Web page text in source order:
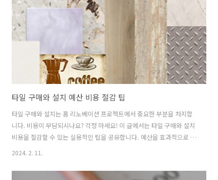
타일 구매와 설치 예산 비용 절감 팁
타일 구매와 설치는 홈 리노베이션 프로젝트에서 중요한 부분을 차지합
니다. 비용이 부담되시나요? 걱정 마세요! 이 글에서는 타일 구매와 설치
비용을 절감할 수 있는 실용적인 팁을 공유합니다. 예산을 효과적으로 관
리하면서도 욕실이나 주방을 아름답게 꾸밀 수 있는 방법을 알아봅시다.
들에게 중요한 고려 사항입니다. 예산을 최대한 활용하면서도 공간을 아
2024. 2. 11.